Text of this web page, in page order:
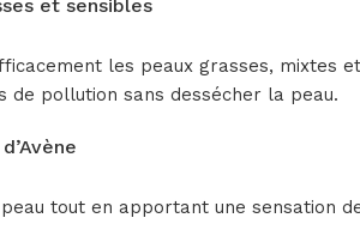
et sensibles
les peaux grasses,
de pollution sans dessécher la peau.
tout en apportant une sensation